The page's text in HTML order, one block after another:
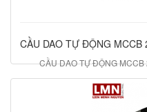
CẦU DAO TỰ ĐỘNG MCCB
CẦU DAO TỰ ĐỘNG